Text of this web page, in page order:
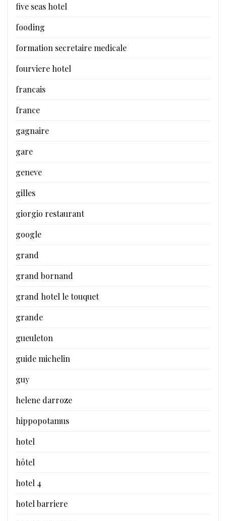
five seas hotel
fooding
formation secretaire medicale
fourviere hotel
francais
france
gagnaire
gare
geneve
gilles
giorgio restaurant
google
grand
grand bornand
grand hotel le touquet
grande
gueuleton
guide michelin
guy
helene darroze
hippopotamus
hotel
hôtel
hotel 4
hotel barriere